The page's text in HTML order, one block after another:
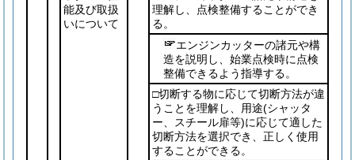
能及び取扱
いについて
理解し、点検整備することができ
る。
エンジンカッターの諸元や構
造を説明し、始業点検時に点検
整備できるよう指導する。
□切断する物に応じて切断方法が違
うことを理解し、用途(シャッタ
ー、スチール扉等)に応じて適した
切断方法を選択でき、正しく使用
することができる。